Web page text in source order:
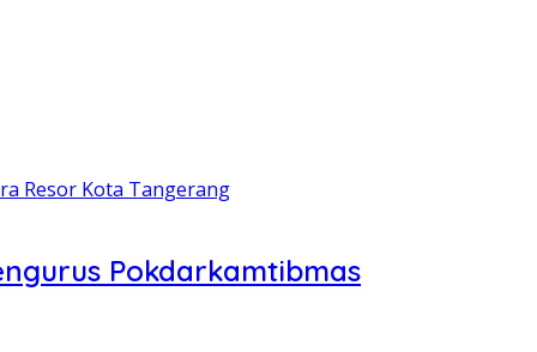
Pokdarkamtibmas